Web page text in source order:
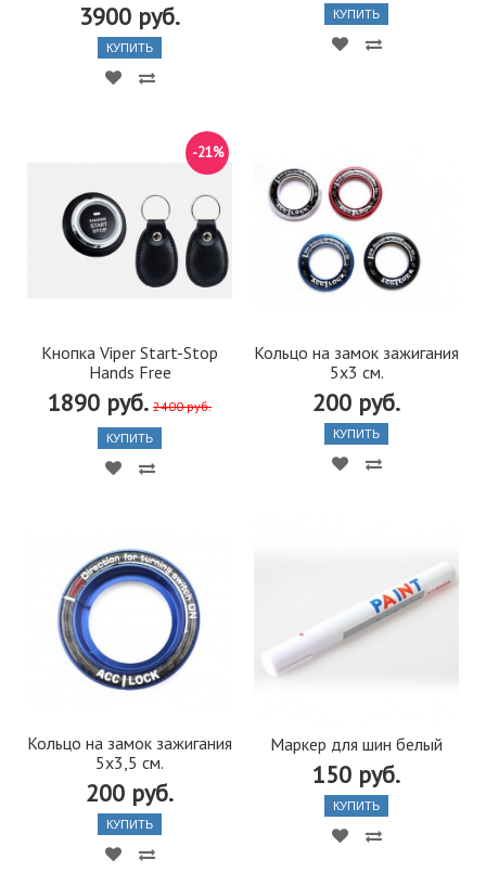
3900 руб.
КУПИТЬ
КУПИТЬ
Кнопка Viper Start-Stop
Hands Free
1890 руб. 2400 руб.
-21%
КУПИТЬ
Кольцо на замок зажигания
5х3 см.
200 руб.
КУПИТЬ
Кольцо на замок зажигания
5х3,5 см.
200 руб.
КУПИТЬ
Маркер для шин белый
150 руб.
КУПИТЬ